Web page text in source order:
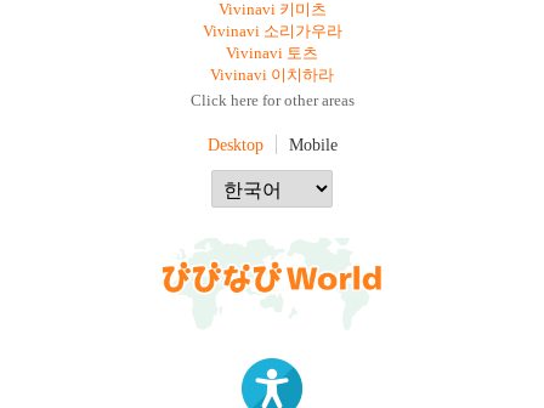
Vivinavi 키미츠
Vivinavi 소리가우라
Vivinavi 토츠
Vivinavi 이치하라
Click here for other areas
Desktop Mobile